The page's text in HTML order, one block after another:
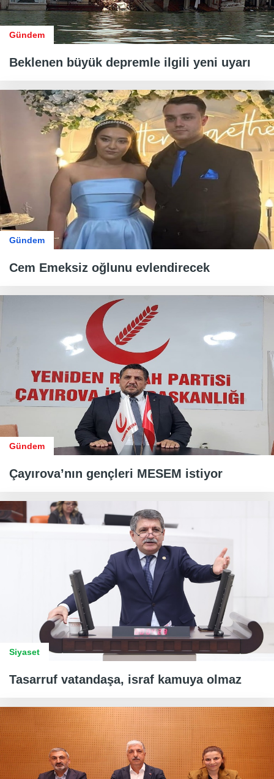
Gündem
Beklenen büyük depremle ilgili yeni uyarı
Gündem
Cem Emeksiz oğlunu evlendirecek
Gündem
Çayırova’nın gençleri MESEM istiyor
Siyaset
Tasarruf vatandaşa, israf kamuya olmaz